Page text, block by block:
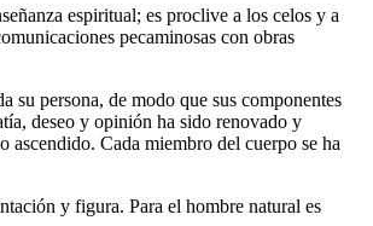
espiritual; es proclive a los celos y a
pecaminosas con obras
su persona, de modo que sus componentes
deseo y opinión ha sido renovado y
Cada miembro del cuerpo se ha
y figura. Para el hombre natural es